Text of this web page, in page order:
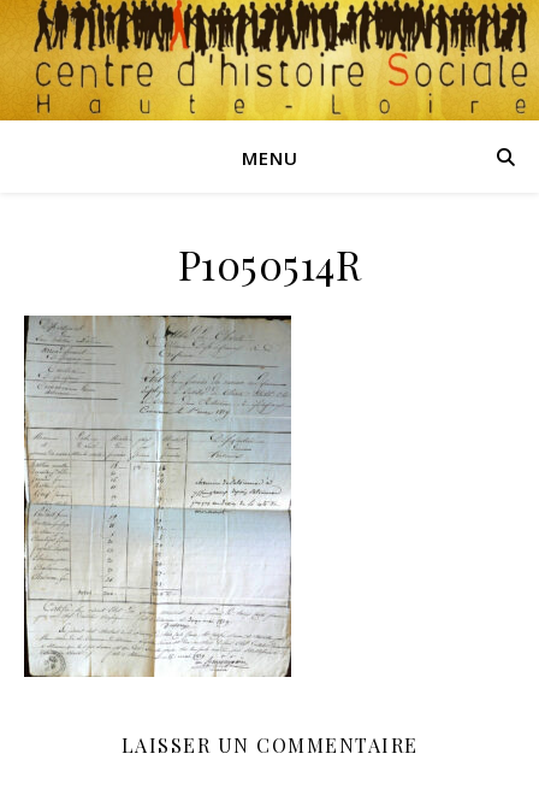
MENU
P1050514R
LAISSER UN COMMENTAIRE